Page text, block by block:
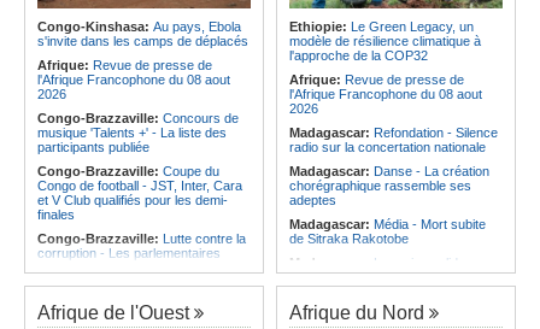
d'Ivoire et l'Algérie
Afrique:Le Maroc et l'Afrique du
Sud se retrouvent quatre ans après
la finale
Afrique:
Côte d'Ivoire - Algérie, un
médailles au Championnat du
monde de ju-jitsu
Angola:Le pays criminalise la
diffusion de fausses informations
sur Internet
Congo-Kinshasa: Au pays, Ebola
s'invite dans les camps de déplacés
Afrique: Revue de presse de
l'Afrique Francophone du 08 aout
2026
Congo-Brazzaville: Concours de
musique 'Talents +' - La liste des
participants publiée
Congo-Brazzaville: Coupe du
Congo de football - JST, Inter, Cara
et V Club qualifiés pour les demi-
finales
Congo-Brazzaville: Lutte contre la
corruption - Les parlementaires
Congo-Brazzaville:Santé publique
- Ollombo réceptionne son hôpital de
référence
Ethiopie: Le Green Legacy, un
modèle de résilience climatique à
l'approche de la COP32
Afrique: Revue de presse de
l'Afrique Francophone du 08 aout
2026
Madagascar: Refondation - Silence
radio sur la concertation nationale
Madagascar: Danse - La création
chorégraphique rassemble ses
adeptes
Madagascar: Média - Mort subite
de Sitraka Rakotobe
Madagascar: Les reins solides
Madagascar:Vol à la tire - Un
en prison
Afrique de l'Ouest Afrique du Nord